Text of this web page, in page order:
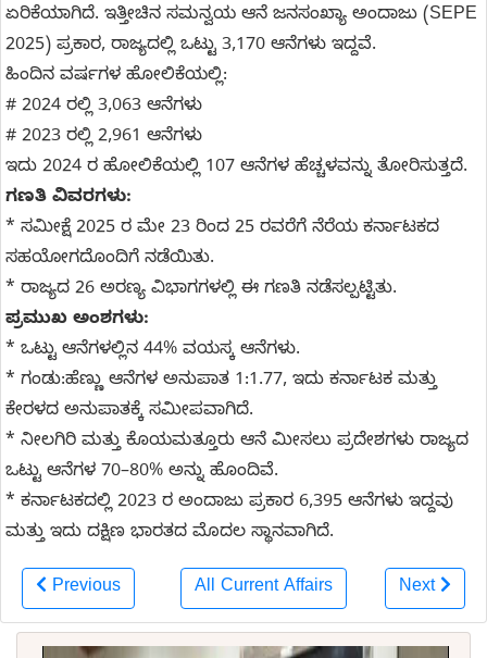
ಏರಿಕೆಯಾಗಿದೆ. ಇತ್ತೀಚಿನ ಸಮನ್ವಯ ಆನೆ ಜನಸಂಖ್ಯಾ ಅಂದಾಜು (SEPE
2025) ಪ್ರಕಾರ, ರಾಜ್ಯದಲ್ಲಿ ಒಟ್ಟು 3,170 ಆನೆಗಳು ಇದ್ದವೆ.
ಹಿಂದಿನ ವರ್ಷಗಳ ಹೋಲಿಕೆಯಲ್ಲಿ:
# 2024 ರಲ್ಲಿ 3,063 ಆನೆಗಳು
# 2023 ರಲ್ಲಿ 2,961 ಆನೆಗಳು
ಇದು 2024 ರ ಹೋಲಿಕೆಯಲ್ಲಿ 107 ಆನೆಗಳ ಹೆಚ್ಚಳವನ್ನು ತೋರಿಸುತ್ತದೆ.
ಗಣತಿ ವಿವರಗಳು:
* ಸಮೀಕ್ಷೆ 2025 ರ ಮೇ 23 ರಿಂದ 25 ರವರೆಗೆ ನೆರೆಯ ಕರ್ನಾಟಕದ
ಸಹಯೋಗದೊಂದಿಗೆ ನಡೆಯಿತು.
* ರಾಜ್ಯದ 26 ಅರಣ್ಯ ವಿಭಾಗಗಳಲ್ಲಿ ಈ ಗಣತಿ ನಡೆಸಲ್ಪಟ್ಟಿತು.
ಪ್ರಮುಖ ಅಂಶಗಳು:
* ಒಟ್ಟು ಆನೆಗಳಲ್ಲಿನ 44% ವಯಸ್ಕ ಆನೆಗಳು.
* ಗಂಡು:ಹೆಣ್ಣು ಆನೆಗಳ ಅನುಪಾತ 1:1.77, ಇದು ಕರ್ನಾಟಕ ಮತ್ತು
ಕೇರಳದ ಅನುಪಾತಕ್ಕೆ ಸಮೀಪವಾಗಿದೆ.
* ನೀಲಗಿರಿ ಮತ್ತು ಕೊಯಮತ್ತೂರು ಆನೆ ಮೀಸಲು ಪ್ರದೇಶಗಳು ರಾಜ್ಯದ
ಒಟ್ಟು ಆನೆಗಳ 70–80% ಅನ್ನು ಹೊಂದಿವೆ.
* ಕರ್ನಾಟಕದಲ್ಲಿ 2023 ರ ಅಂದಾಜು ಪ್ರಕಾರ 6,395 ಆನೆಗಳು ಇದ್ದವು
ಮತ್ತು ಇದು ದಕ್ಷಿಣ ಭಾರತದ ಮೊದಲ ಸ್ಥಾನವಾಗಿದೆ.
Previous All Current Affairs Next